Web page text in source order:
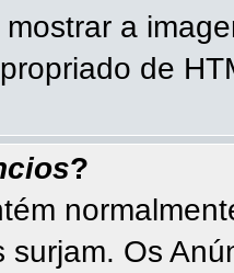
a
de
?
surjam. Os